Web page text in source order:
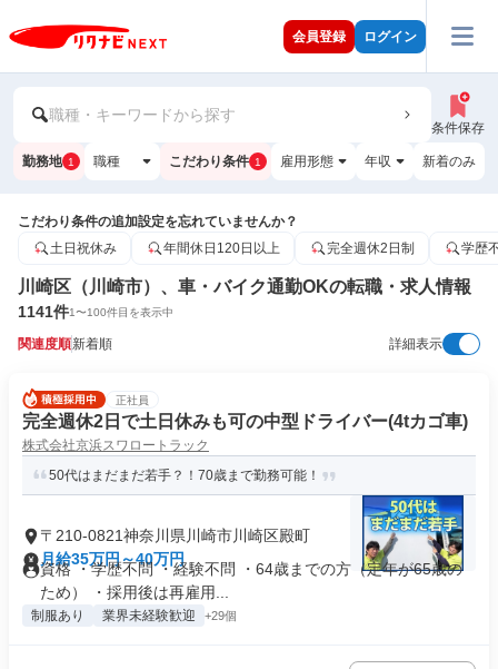
会員登録 ログイン
職種・キーワードから探す
条件保存
勤務地 1 職種 こだわり条件 1 雇用形態 年収 新着のみ
こだわり条件の追加設定を忘れていませんか？
土日祝休み
年間休日120日以上 完全週休2日制 学歴
川崎区（川崎市）、車・バイク通勤OKの転職・求人情報
1141件1〜100件目を表示中
関連度順新着順 詳細表示
正社員
完全週休2日で土日休みも可の中型ドライバー(4tカゴ車)
株式会社京浜スワロートラック
50代はまだまだ若手？！70歳まで勤務可能！
〒210-0821神奈川県川崎市川崎区殿町
月給35万円～40万円
資格 ・学歴不問 ・経験不問 ・64歳までの方（定年が65歳の
ため） ・採用後は再雇用...
制服あり 業界未経験歓迎 +29個